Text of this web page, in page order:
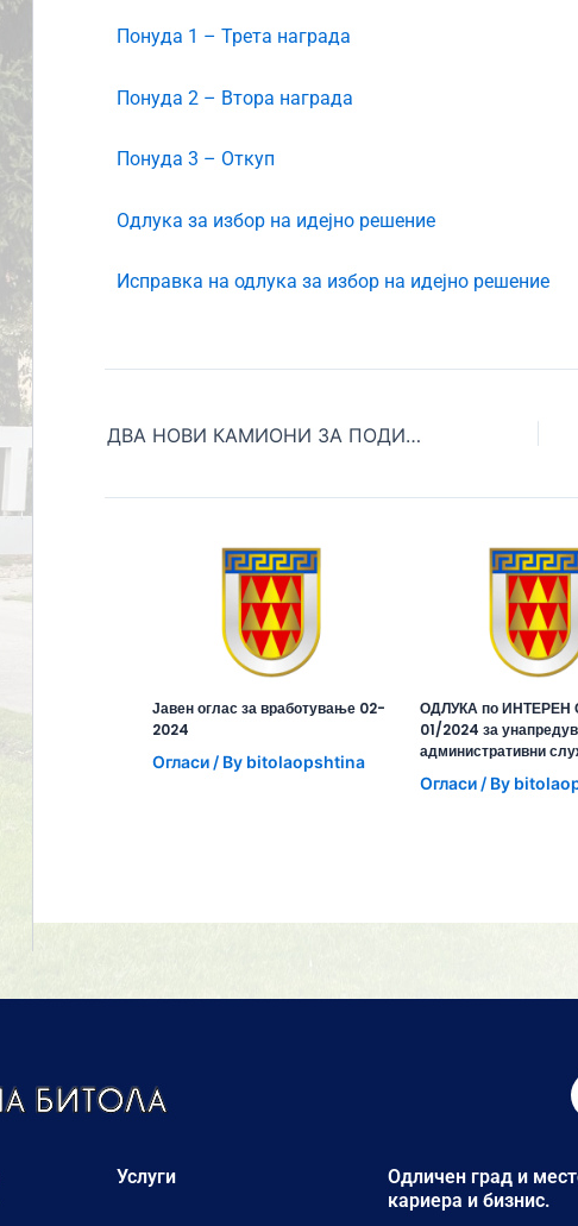
Понуда 1 – Трета награда
Понуда 2 – Втора награда
Понуда 3 – Откуп
Одлука за избор на идејно решение
Исправка на одлука за избор на идејно решение
ДВА НОВИ КАМИОНИ ЗА ПОДИГНУВАЊЕ НА ОТПАД ЗА ЈП „КОМУНАЛЕЦ“
Јавен оглас за вработување 02-
2024
Огласи / By bitolaopshtina
ОДЛУКА по ИНТЕРЕН
01/2024 за
административни
Огласи/ By
Услуги
Одличен град и
кариера и бизнис.